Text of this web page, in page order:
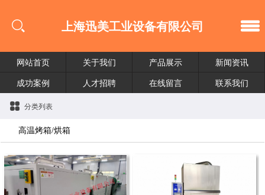
上海迅美工业设备有限公司
网站首页 关于我们 产品展示
新闻资讯
成功案例
人才招聘 在线留言 联系我们
分类列表
高温烤箱/烘箱